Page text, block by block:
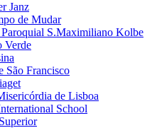
Janz
de Mudar
S.Maximiliano Kolbe
Verde
São Francisco
de Lisboa
School